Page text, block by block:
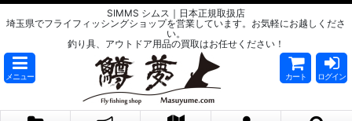
SIMMS シムス｜日本正規取扱店
埼玉県でフライフィッシングショップを営業しています。お気軽にお越しくださ
い。
釣り具、アウトドア用品の買取はお任せください！
メニュー カート ログイン